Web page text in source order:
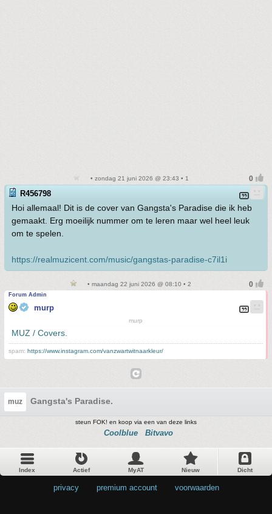
• zondag 21 juni 2026 @ 23:43 • 1
R456798
Hoi allemaal! Dit is de cover van Gangsta's Paradise die ik heb
gemaakt. Erg moeilijk nummer om te leren maar wel heel leuk
om te spelen.
https://realmuzicent.com/music/gangstas-paradise-c7il1i
• maandag 22 juni 2026 @ 08:10 • 2
Forum Admin
murp
murp
MUZ / Covers.
spam: https://www.instagram.com/vanzwartwitnaarkleur/
muz Gangsta's Paradise.
steun FOK! en koop via een van deze links
Coolblue Bitvavo
Index Actief MyAT Nieuw Dicht
privacy premium account voorwaarden